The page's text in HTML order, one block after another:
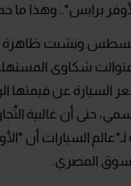
برايس".. وهذا ما
ونشبت ظاهرة
شكاوى
السيارة عن قيمتها
حتى أن غالبية
السيارات أن